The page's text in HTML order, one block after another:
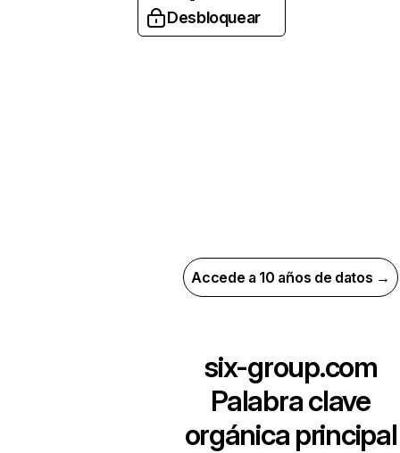
Desbloquear
Accede a 10 años de datos →
six-group.com
Palabra clave
orgánica principal